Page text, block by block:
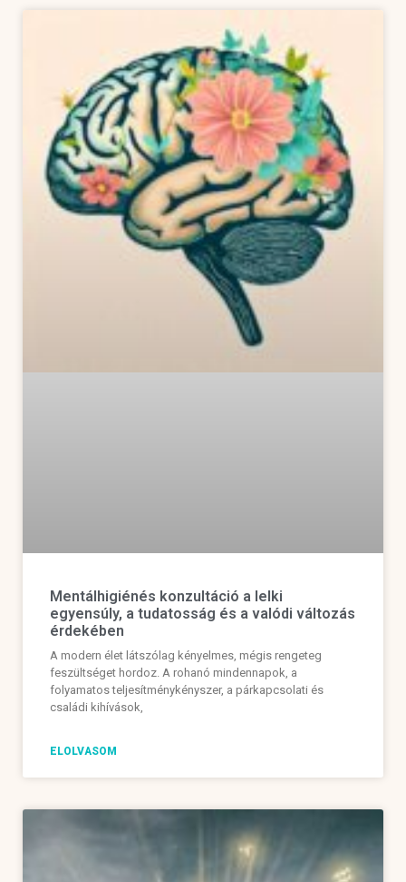
Mentálhigiénés konzultáció a lelki
egyensúly, a tudatosság és a valódi változás
érdekében
A modern élet látszólag kényelmes, mégis rengeteg
feszültséget hordoz. A rohanó mindennapok, a
folyamatos teljesítménykényszer, a párkapcsolati és
családi kihívások,
ELOLVASOM